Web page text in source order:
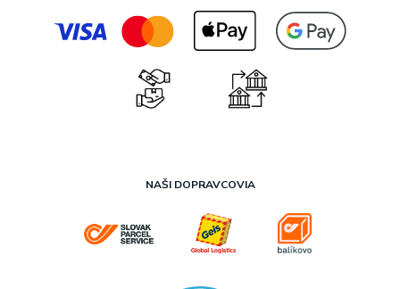
NAŠI DOPRAVCOVIA